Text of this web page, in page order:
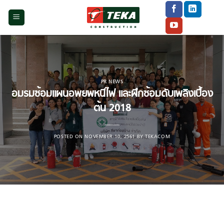
PR NEWS
อมรมซ้อมแผนอพยพหนีไฟ และฝึกซ้อมดับเพลิงเบื้อง
ต้น 2018
POSTED ON NOVEMBER 10, 2561BYTEKACOM